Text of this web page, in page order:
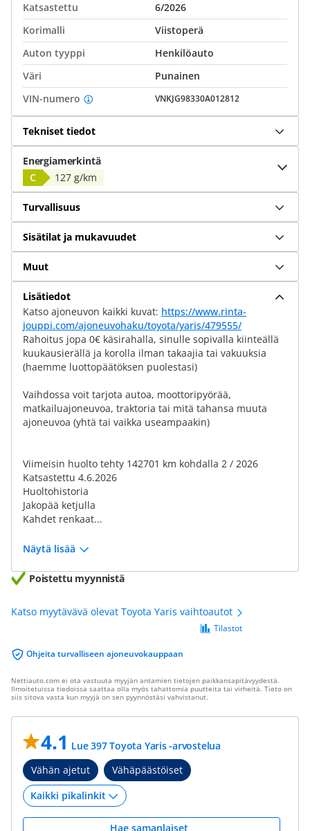
Katsastettu
6/2026
Korimalli
Viistoperä
Auton tyyppi
Henkilöauto
Väri
Punainen
VIN-numero
VNKJG98330A012812
Tekniset tiedot
Energiamerkintä
C
127 g/km
Turvallisuus
Sisätilat ja mukavuudet
Muut
Lisätiedot
Katso ajoneuvon kaikki kuvat: https://www.rinta-
jouppi.com/ajoneuvohaku/toyota/yaris/479555/
Rahoitus jopa 0€ käsirahalla, sinulle sopivalla kiinteällä
kuukausierällä ja korolla ilman takaajia tai vakuuksia
(haemme luottopäätöksen puolestasi)
Vaihdossa voit tarjota autoa, moottoripyörää,
matkailuajoneuvoa, traktoria tai mitä tahansa muuta
ajoneuvoa (yhtä tai vaikka useampaakin)
Viimeisin huolto tehty 142701 km kohdalla 2 / 2026
Katsastettu 4.6.2026
Huoltohistoria
Jakopää ketjulla
Kahdet renkaat...
Näytä lisää
Poistettu myynnistä
Katso myytävävä olevat Toyota Yaris vaihtoautot
Ohjeita turvalliseen ajoneuvokauppaan
Tilastot
Nettiauto.com ei ota vastuuta myyjän antamien tietojen paikkansapitävyydestä.
Ilmoitetuissa tiedoissa saattaa olla myös tahattomia puutteita tai virheitä. Tieto on
siis sitova vasta kun myyjä on sen pyynnöstäsi vahvistanut.
4.1 Lue 397 Toyota Yaris -arvostelua
Vähän ajetut
Vähäpäästöiset
Hae samanlaiset